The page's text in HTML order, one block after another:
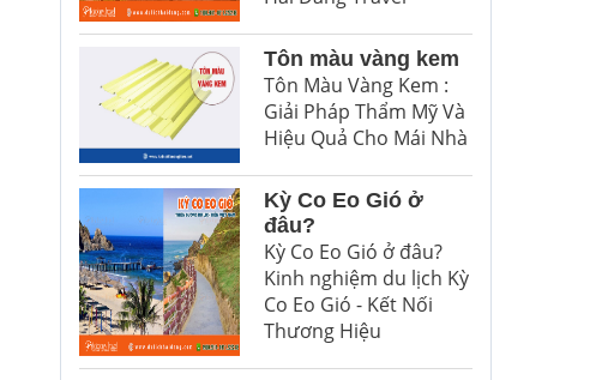
Tôn màu vàng kem
Tôn Màu Vàng Kem :
Giải Pháp Thẩm Mỹ Và
Hiệu Quả Cho Mái Nhà
Kỳ Co Eo Gió ở
đâu?
Kỳ Co Eo Gió ở đâu?
Kinh nghiệm du lịch Kỳ
Co Eo Gió - Kết Nối
Thương Hiệu